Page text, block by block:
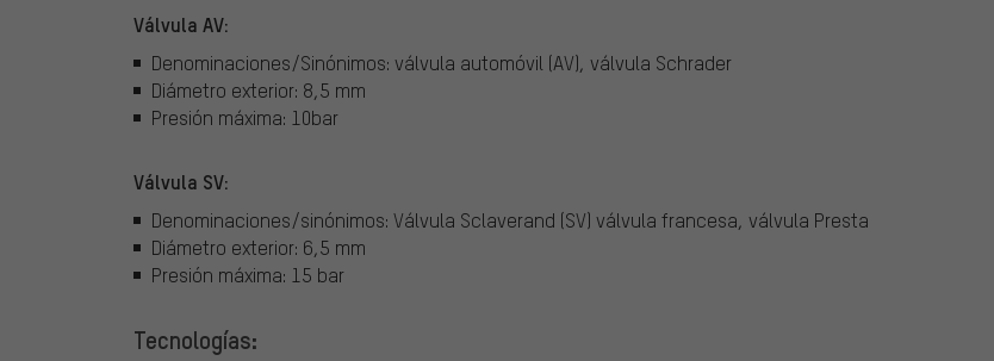
Válvula AV:
Denominaciones/Sinónimos: válvula automóvil (AV), válvula Schrader
Diámetro exterior: 8,5 mm
Presión máxima: 10bar
Válvula SV:
Denominaciones/sinónimos: Válvula Sclaverand (SV) válvula francesa, válvula Presta
Diámetro exterior: 6,5 mm
Presión máxima: 15 bar
Tecnologías: